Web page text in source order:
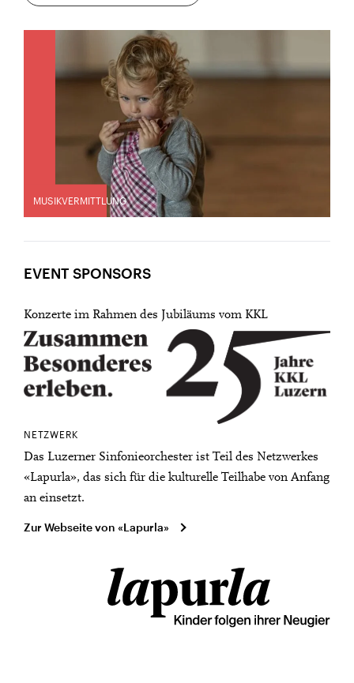
MUSIKVERMITTLUNG
EVENT SPONSORS
Konzerte im Rahmen des Jubiläums vom KKL
NETZWERK
Das Luzerner Sinfonieorchester ist Teil des Netzwerkes
«Lapurla», das sich für die kulturelle Teilhabe von Anfang
an einsetzt.
Zur Webseite von «Lapurla»